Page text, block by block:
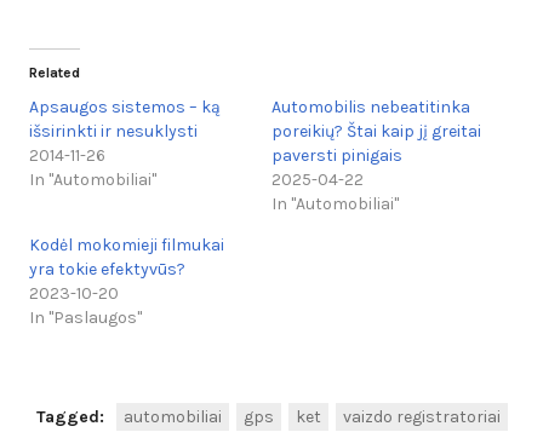
Related
Apsaugos sistemos – ką
išsirinkti ir nesuklysti
2014-11-26
In "Automobiliai"
Automobilis nebeatitinka
poreikių? Štai kaip jį greitai
paversti pinigais
2025-04-22
In "Automobiliai"
Kodėl mokomieji filmukai
yra tokie efektyvūs?
2023-10-20
In "Paslaugos"
Tagged: automobiliai gps ket vaizdo registratoriai